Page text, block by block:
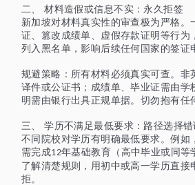
二、
材料造假或信息不实：永久拒签
新加坡对材料真实性的审查极为严格。
证、篡改成绩单、虚假存款证明等行为
列入黑名单，影响后续任何国家的签证
规避策略：所有材料必须真实可查。非
译件或公证书；成绩单、毕业证需由学
明需由银行出具正规单据。切勿抱有任
三、
学历不满足最低要求：路径选择错
不同院校对学历有明确最低要求。例如
需完成12年基础教育（高中毕业或同等
了解清楚规则，用初中或高一学历直接
拒。